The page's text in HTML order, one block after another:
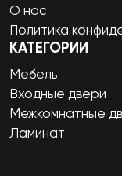
О нас
Политика
КАТЕГОРИИ
Мебель
Входные двери
Межкомнатные
Ламинат